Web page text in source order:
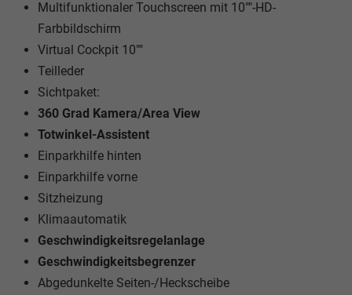
Multifunktionaler Touchscreen mit 10""-HD-
Farbbildschirm
Virtual Cockpit 10""
Teilleder
Sichtpaket:
360 Grad Kamera/Area View
Totwinkel-Assistent
Einparkhilfe hinten
Einparkhilfe vorne
Sitzheizung
Klimaautomatik
Geschwindigkeitsregelanlage
Geschwindigkeitsbegrenzer
Abgedunkelte Seiten-/Heckscheibe